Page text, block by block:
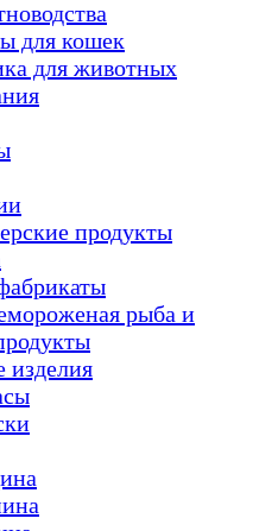
для кошек
для животных
продукты
рыба и
изделия